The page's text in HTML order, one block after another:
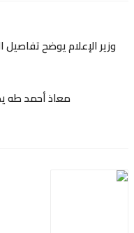
الإعلام يوضح تفاصيل
معاذ أحمد طه يكتب